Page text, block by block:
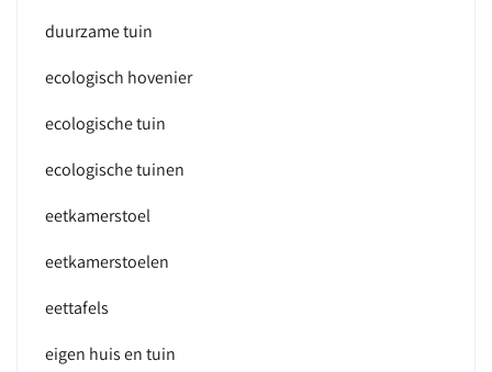
duurzame tuin
ecologisch hovenier
ecologische tuin
ecologische tuinen
eetkamerstoel
eetkamerstoelen
eettafels
eigen huis en tuin